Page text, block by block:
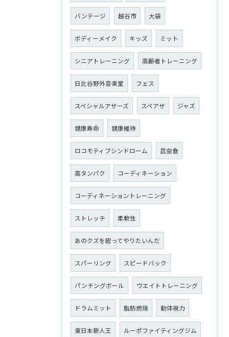
バンテージ 越谷市 大袋
ボディーメイク キッズ ミット
シニアトレーニング 高齢者トレーニング
日比谷野外音楽堂 フェス
スペシャルアザーズ スペアザ ジャズ
健康寿命 健康維持
ロコモティブシンドローム 昆虫食
高タンパク コーディネーション
コーディネーショントレーニング
ストレッチ 柔軟性
あのクズを殴ってやりたいんだ
スパーリング スピードバック
パンチングボール ウエイトトレーニング
ドラムミット 脂肪燃焼 動体視力
東日本新人王 ルーポファイティングジム